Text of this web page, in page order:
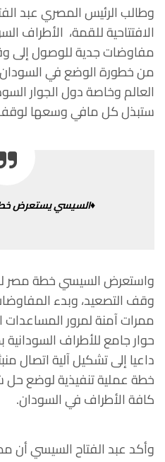
وطالبالرئيسالمصريعبد
الافتتاحيةللقمة، الأطراف
مفاوضاتجديةللوصولإلى
منخطورةالوضعفي
العالموخاصةدولالجوار
ستبذلكلمافيوسعها
♦السيسييستعرض
واستعرضالسيسيخطةمصر
وقف التصعيد،وبدء
ممراتآمنةلمرورالمساعدات
حوارجامعللأطراف السودانية
داعياإلىتشكيلآليةاتصال
خطةعمليةتنفيذية لوضعحل
كافةالأطراففيالسودان.
وأكدعبدالفتاحالسيسيأن